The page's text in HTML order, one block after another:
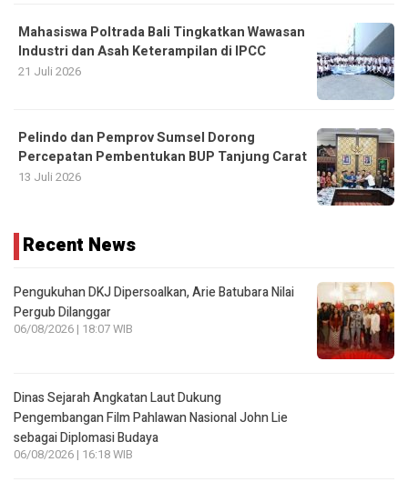
Mahasiswa Poltrada Bali Tingkatkan Wawasan
Industri dan Asah Keterampilan di IPCC
21 Juli 2026
Pelindo dan Pemprov Sumsel Dorong
Percepatan Pembentukan BUP Tanjung Carat
13 Juli 2026
Recent News
Pengukuhan DKJ Dipersoalkan, Arie Batubara Nilai
Pergub Dilanggar
06/08/2026 | 18:07 WIB
Dinas Sejarah Angkatan Laut Dukung
Pengembangan Film Pahlawan Nasional John Lie
sebagai Diplomasi Budaya
06/08/2026 | 16:18 WIB